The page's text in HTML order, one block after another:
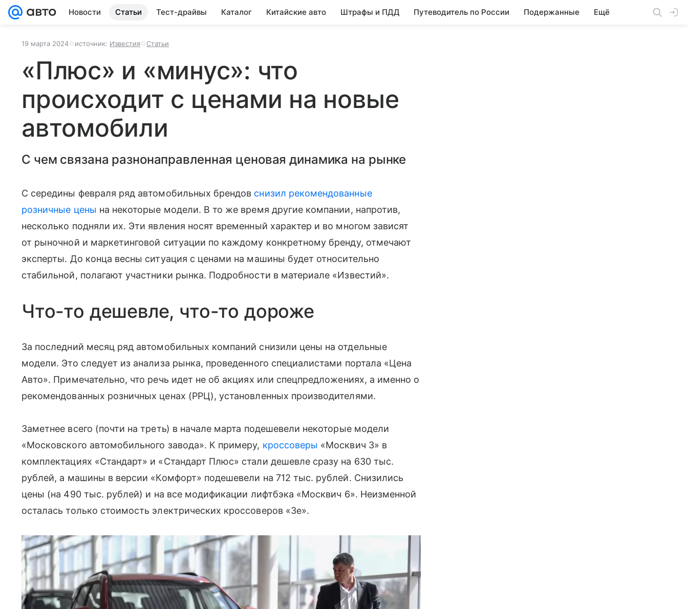
Новости Статьи Тест-драйвы Каталог Китайские авто Штрафы и ПДД Путеводитель по России Подержанные Ещё
19 марта 2024 источник: Известия Статьи
«Плюс» и «минус»: что
происходит с ценами на новые
автомобили
С чем связана разнонаправленная ценовая динамика на рынке
С середины февраля ряд автомобильных брендов снизил рекомендованные
розничные цены на некоторые модели. В то же время другие компании, напротив,
несколько подняли их. Эти явления носят временный характер и во многом зависят
от рыночной и маркетинговой ситуации по каждому конкретному бренду, отмечают
эксперты. До конца весны ситуация с ценами на машины будет относительно
стабильной, полагают участники рынка. Подробности в материале «Известий».
Что-то дешевле, что-то дороже
За последний месяц ряд автомобильных компаний снизили цены на отдельные
модели. Это следует из анализа рынка, проведенного специалистами портала «Цена
Авто». Примечательно, что речь идет не об акциях или спецпредложениях, а именно о
рекомендованных розничных ценах (РРЦ), установленных производителями.
Заметнее всего (почти на треть) в начале марта подешевели некоторые модели
«Московского автомобильного завода». К примеру, кроссоверы «Москвич 3» в
комплектациях «Стандарт» и «Стандарт Плюс» стали дешевле сразу на 630 тыс.
рублей, а машины в версии «Комфорт» подешевели на 712 тыс. рублей. Снизились
цены (на 490 тыс. рублей) и на все модификации лифтбэка «Москвич 6». Неизменной
осталась только стоимость электрических кроссоверов «3е».